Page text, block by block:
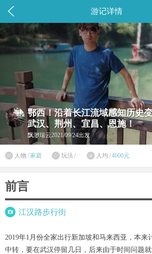
 游记详情
鄂西！沿着长江流域感知历史
武汉、荆州、宜昌、恩施！
飘渺瑞云2021/09/24出发
 人物 /家庭  玩法 /  人均 /4000元
前言
 江汉路步行街
2019年1月份全家出行新加坡和马来西亚，本来
中转，要在武汉停留几日，后来由于时间问题